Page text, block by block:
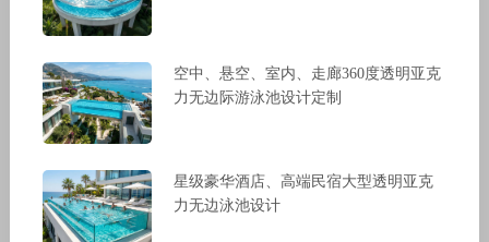
空中、悬空、室内、走廊360度透明亚克
力无边际游泳池设计定制
星级豪华酒店、高端民宿大型透明亚克
力无边泳池设计